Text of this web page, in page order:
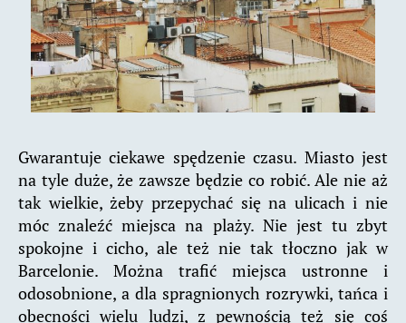
Gwarantuje ciekawe spędzenie czasu. Miasto jest
na tyle duże, że zawsze będzie co robić. Ale nie aż
tak wielkie, żeby przepychać się na ulicach i nie
móc znaleźć miejsca na plaży. Nie jest tu zbyt
spokojne i cicho, ale też nie tak tłoczno jak w
Barcelonie. Można trafić miejsca ustronne i
odosobnione, a dla spragnionych rozrywki, tańca i
obecności wielu ludzi, z pewnością też się coś